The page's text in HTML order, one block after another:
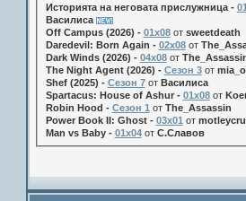
Историята на неговата прислужница -
Василиса
Off Campus (2026) - 01x08от sweetdeath
Daredevil: Born Again - 02x08от
Dark Winds (2026) - 04x08от
The Night Agent (2026) - Сезон 3от
Shef (2025) - Сезон 7от Василиса
Spartacus: House of Ashur - 01x08от
Robin Hood - Сезон 1 от The_Assassin
Power Book II: Ghost - 03x01 от
Man vs Baby - 01x04от С.Славов